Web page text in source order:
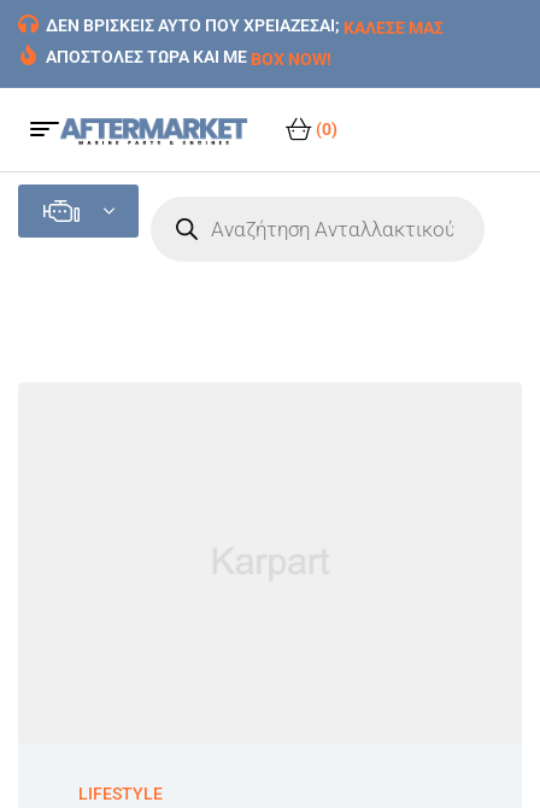
ΔΕΝ ΒΡΙΣΚΕΙΣ ΑΥΤΟ ΠΟΥ ΧΡΕΙΑΖΕΣΑΙ; ΚΑΛΕΣΕ ΜΑΣ
ΑΠΟΣΤΟΛΕΣ ΤΩΡΑ ΚΑΙ ΜΕ BOX NOW!
(0)
LIFESTYLE